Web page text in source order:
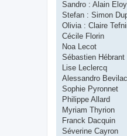
Sandro : Alain Eloy
Stefan : Simon
Olivia : Claire
Cécile Florin
Noa Lecot
Sébastien Hébrant
Lise Leclercq
Alessandro
Sophie Pyronnet
Philippe Allard
Myriam Thyrion
Franck Dacquin
Séverine Cayron